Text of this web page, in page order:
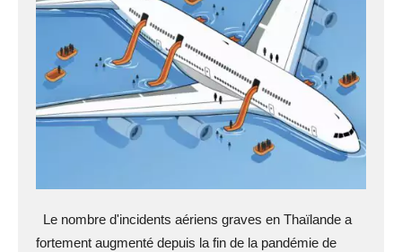
Le nombre d'incidents aériens graves en Thaïlande a
fortement augmenté depuis la fin de la pandémie de